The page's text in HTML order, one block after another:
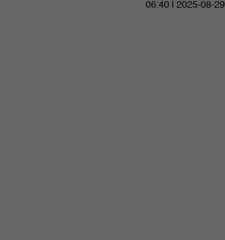
06:40 | 2025-08-29